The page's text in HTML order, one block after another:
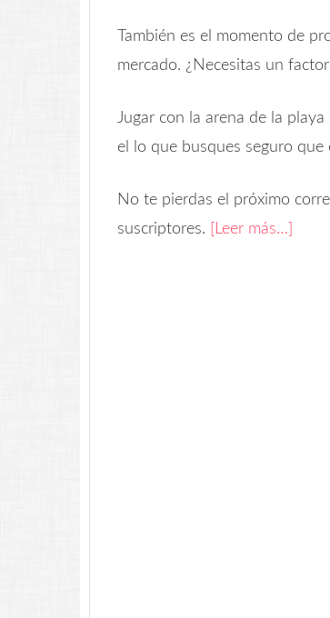
También es el momento de
mercado. ¿Necesitas un
Jugar con la arena de la
el lo que busques seguro
No te pierdas el próximo
suscriptores.
[Leer más…]